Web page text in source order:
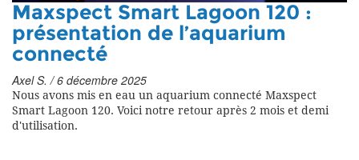
Maxspect Smart Lagoon 120 :
présentation de l’aquarium
connecté
Axel S. / 6 décembre 2025
Nous avons mis en eau un aquarium connecté Maxspect
Smart Lagoon 120. Voici notre retour après 2 mois et demi
d'utilisation.